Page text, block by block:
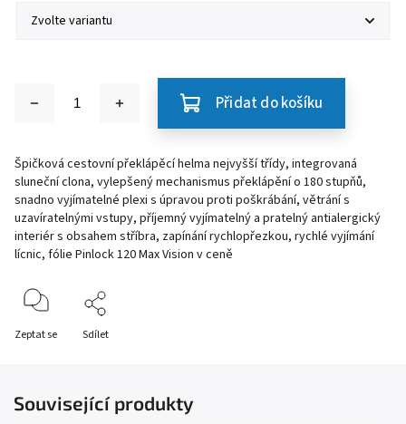
Přidat do košíku
Špičková cestovní překlápěcí helma nejvyšší třídy, integrovaná
sluneční clona, vylepšený mechanismus překlápění o 180 stupňů,
snadno vyjímatelné plexi s úpravou proti poškrábání, větrání s
uzavíratelnými vstupy, příjemný vyjímatelný a pratelný antialergický
interiér s obsahem stříbra, zapínání rychlopřezkou, rychlé vyjímání
lícnic, fólie Pinlock 120 Max Vision v ceně
Zeptat se Sdílet
Související produkty